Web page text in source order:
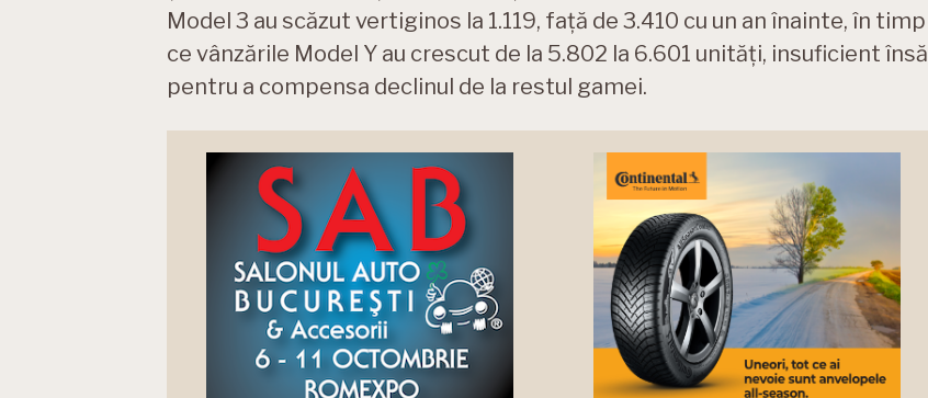
Model 3 au scăzut vertiginos la 1.119, față de 3.410 cu un an înainte, în timp
ce vânzările Model Y au crescut de la 5.802 la 6.601 unități, insuficient însă
pentru a compensa declinul de la restul gamei.